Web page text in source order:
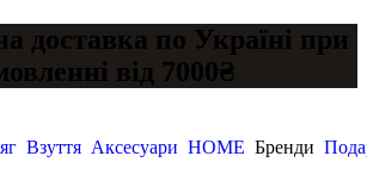
доставка по Україні при
від 7000₴
Взуття Аксесуари HOME Бренди